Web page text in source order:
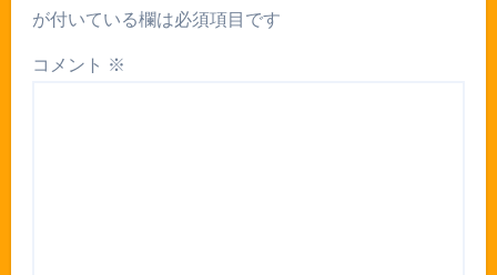
が付いている欄は必須項目です
コメント ※